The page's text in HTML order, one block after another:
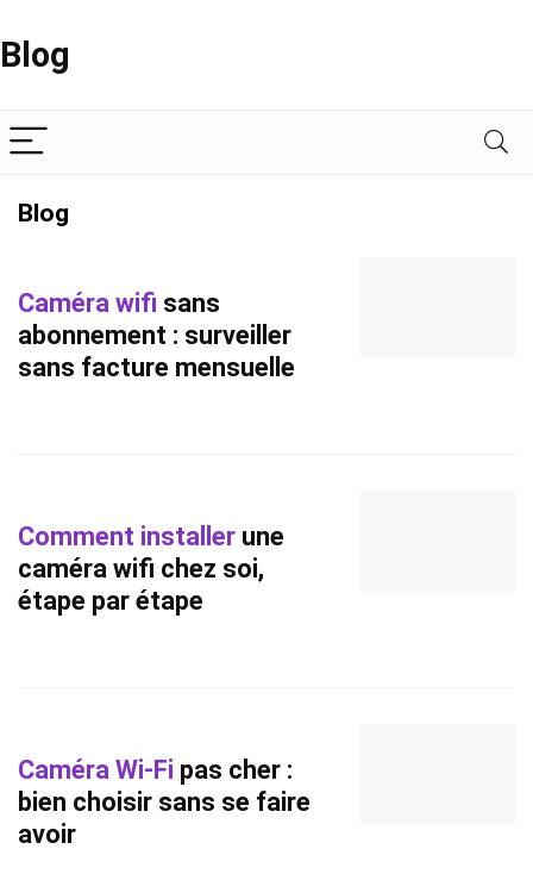
Blog
Blog
Caméra wifi sans
abonnement : surveiller
sans facture mensuelle
Comment installer une
caméra wifi chez soi,
étape par étape
Caméra Wi-Fi pas cher :
bien choisir sans se faire
avoir